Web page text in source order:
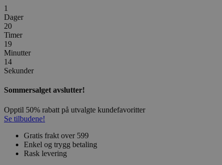
1
Dager
20
Timer
19
Minutter
14
Sekunder
Sommersalget avslutter!
Opptil 50% rabatt på utvalgte kundefavoritter
Se tilbudene!
Gratis frakt over 599
Enkel og trygg betaling
Rask levering